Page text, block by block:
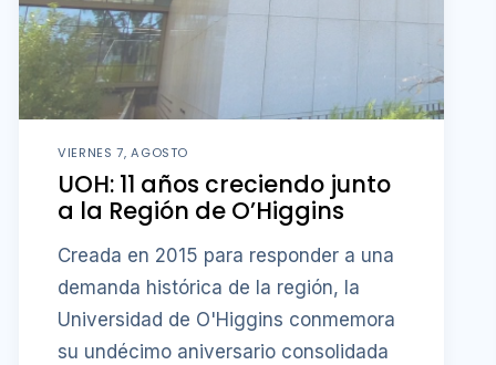
VIERNES 7, AGOSTO
UOH: 11 años creciendo junto
a la Región de O’Higgins
Creada en 2015 para responder a una
demanda histórica de la región, la
Universidad de O'Higgins conmemora
su undécimo aniversario consolidada